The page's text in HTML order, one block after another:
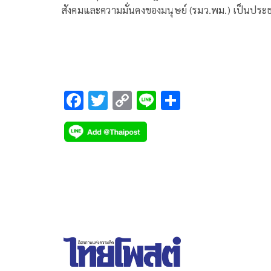
สังคมและความมั่นคงของมนุษย์ (รมว.พม.) เป็นประ
F
ac
e
T
wi
tt
C
o
p
Li